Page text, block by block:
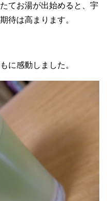
てお湯が出始めると、宇
待は高まります。
に感動しました。